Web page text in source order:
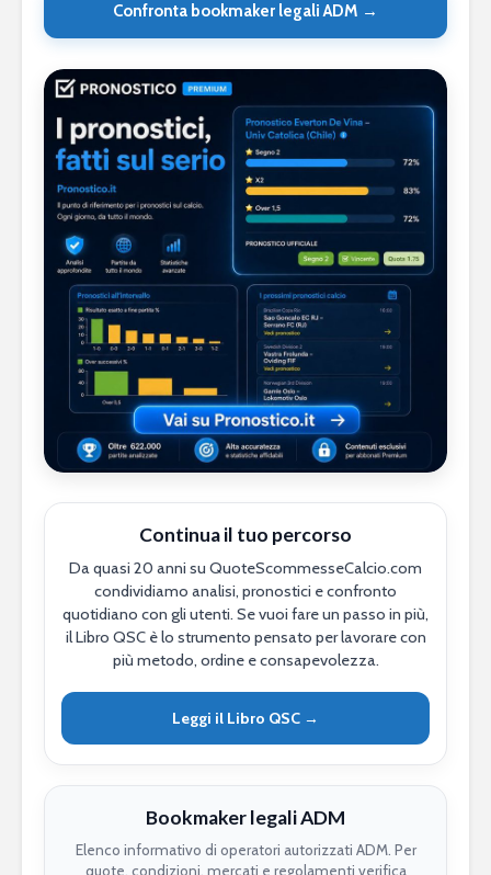
Confronta bookmaker legali ADM →
Continua il tuo percorso
Da quasi 20 anni su QuoteScommesseCalcio.com
condividiamo analisi, pronostici e confronto
quotidiano con gli utenti. Se vuoi fare un passo in più,
il Libro QSC è lo strumento pensato per lavorare con
più metodo, ordine e consapevolezza.
Leggi il Libro QSC →
Bookmaker legali ADM
Elenco informativo di operatori autorizzati ADM. Per
quote, condizioni, mercati e regolamenti verifica